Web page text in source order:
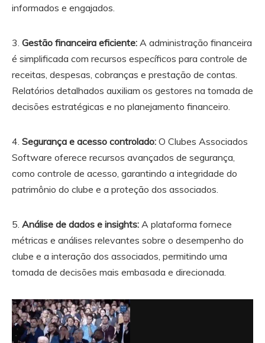
informados e engajados.
3. Gestão financeira eficiente: A administração financeira
é simplificada com recursos específicos para controle de
receitas, despesas, cobranças e prestação de contas.
Relatórios detalhados auxiliam os gestores na tomada de
decisões estratégicas e no planejamento financeiro.
4. Segurança e acesso controlado: O Clubes Associados
Software oferece recursos avançados de segurança,
como controle de acesso, garantindo a integridade do
patrimônio do clube e a proteção dos associados.
5. Análise de dados e insights: A plataforma fornece
métricas e análises relevantes sobre o desempenho do
clube e a interação dos associados, permitindo uma
tomada de decisões mais embasada e direcionada.